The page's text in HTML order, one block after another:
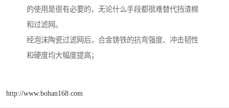
的使用是很有必要的，无论什么手段都很难替代挡渣棉
和过滤网。
经泡沫陶瓷过滤网后，合金铸铁的抗弯强度、冲击韧性
和硬度均大幅度提高；
http://www.bohan168.com